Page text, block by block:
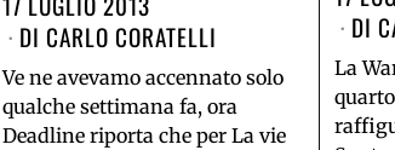
DI CARLO CORATELLI
Ve ne avevamo accennato solo
qualche settimana fa, ora
Deadline riporta che per La vie
DI
La